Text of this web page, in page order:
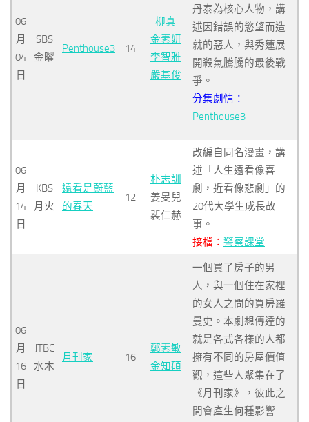
06
月
04
日
SBS
金曜
Penthouse3 14
柳真
金素妍
李智雅
嚴基俊
丹泰為核心人物，講
述因錯誤的慾望而造
就的惡人，與秀蓮展
開殺氣騰騰的最後戰
爭。
分集劇情：
Penthouse3
06
月
14
日
KBS
月火
遠看是蔚藍
的春天
12
朴志訓
姜旻兒
裴仁赫
改編自同名漫畫，講
述「人生遠看像喜
劇，近看像悲劇」的
20代大學生成長故
事。
接檔： 警察課堂
06
月
16
日
JTBC
水木
月刊家 16
鄭素敏
金知碩
一個買了房子的男
人，與一個住在家裡
的女人之間的買房羅
曼史。本劇想傳達的
就是各式各樣的人都
擁有不同的房屋價值
觀，這些人聚集在了
《月刊家》，彼此之
間會產生何種影響